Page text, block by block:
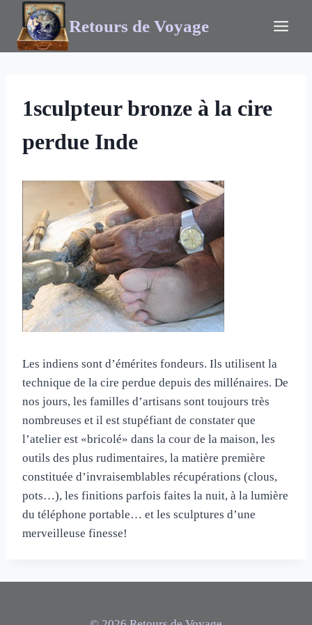
Retours de Voyage
1sculpteur bronze à la cire
perdue Inde
Les indiens sont d’émérites fondeurs. Ils utilisent la
technique de la cire perdue depuis des millénaires. De
nos jours, les familles d’artisans sont toujours très
nombreuses et il est stupéfiant de constater que
l’atelier est «bricolé» dans la cour de la maison, les
outils des plus rudimentaires, la matière première
constituée d’invraisemblables récupérations (clous,
pots…), les finitions parfois faites la nuit, à la lumière
du téléphone portable… et les sculptures d’une
merveilleuse finesse!